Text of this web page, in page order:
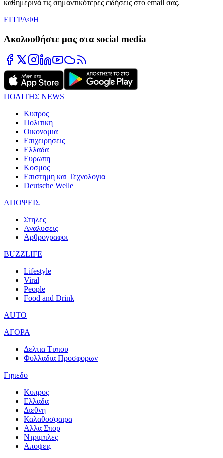
καθημερινά τις σημαντικότερες ειδήσεις στο email σας.
ΕΓΓΡΑΦΗ
Ακολουθήστε μας στα social media
ΠΟΛΙΤΗΣ NEWS
Κυπρος
Πολιτικη
Οικονομια
Επιχειρησεις
Ελλαδα
Ευρωπη
Κοσμος
Επιστημη και Τεχνολογια
Deutsche Welle
ΑΠΟΨΕΙΣ
Στηλες
Αναλυσεις
Αρθρογραφοι
BUZZLIFE
Lifestyle
Viral
People
Food and Drink
AUTO
ΑΓΟΡΑ
Δελτια Τυπου
Φυλλαδια Προσφορων
Γηπεδο
Κυπρος
Ελλαδα
Διεθνη
Καλαθοσφαιρα
Αλλα Σπορ
Ντριμπλες
Αποψεις